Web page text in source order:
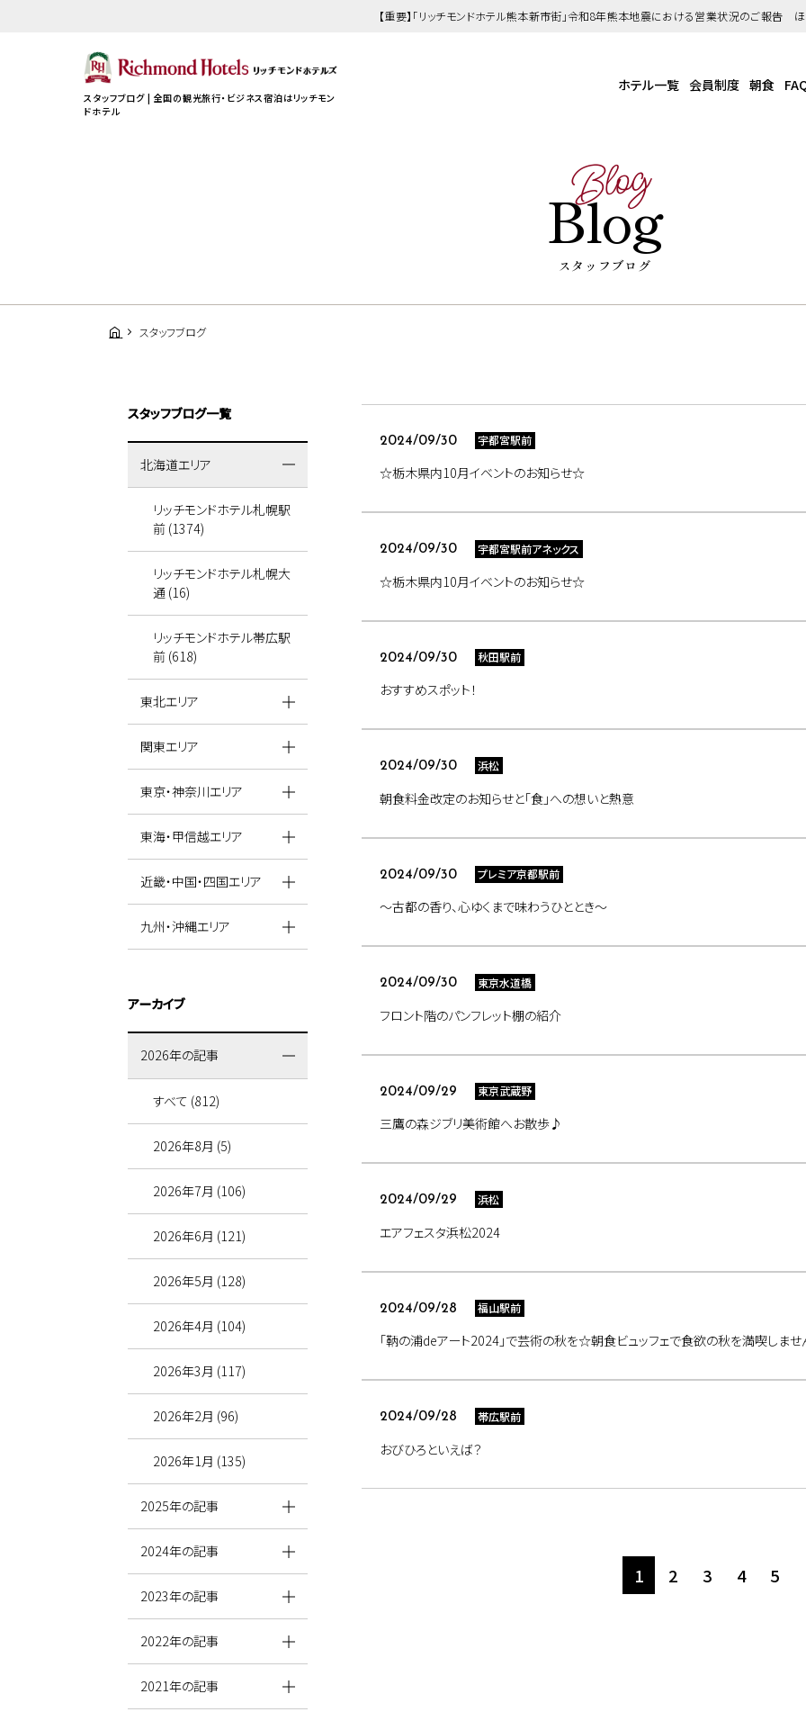
【重要】「リッチモンドホテル熊本新市街」令和8年熊本地震における営業状況のご報告
スタッフブログ | 全国の観光旅行・ビジネス宿泊はリッチモン
ドホテル
ホテル一覧 会員制度 朝食
Blog
Blog
スタッフブログ
スタッフブログ
2024/09/30 宇都宮駅前
☆栃木県内10月イベントのお知らせ☆
2024/09/30 宇都宮駅前アネックス
☆栃木県内10月イベントのお知らせ☆
2024/09/30 秋田駅前
おすすめスポット！
2024/09/30 浜松
朝食料金改定のお知らせと「食」への想いと熱意
2024/09/30 プレミア京都駅前
～古都の香り、心ゆくまで味わうひととき～
2024/09/30 東京水道橋
フロント階のパンフレット棚の紹介
2024/09/29 東京武蔵野
三鷹の森ジブリ美術館へお散歩♪
2024/09/29 浜松
エアフェスタ浜松2024
2024/09/28 福山駅前
「鞆の浦deアート2024」で芸術の秋を☆朝食ビュッフェで食欲の秋を満喫しま
2024/09/28 帯広駅前
おびひろといえば？
1 2 3 4 5
スタッフブログ一覧
北海道エリア
リッチモンドホテル札幌駅
前 (1374)
リッチモンドホテル札幌大
通 (16)
リッチモンドホテル帯広駅
前 (618)
東北エリア
関東エリア
東京・神奈川エリア
東海・甲信越エリア
近畿・中国・四国エリア
九州・沖縄エリア
アーカイブ
2026年の記事
すべて (812)
2026年8月 (5)
2026年7月 (106)
2026年6月 (121)
2026年5月 (128)
2026年4月 (104)
2026年3月 (117)
2026年2月 (96)
2026年1月 (135)
2025年の記事
2024年の記事
2023年の記事
2022年の記事
2021年の記事